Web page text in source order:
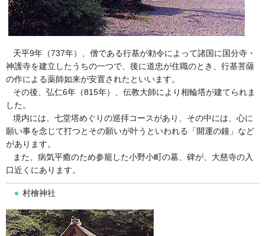
天平9年（737年）、僧である行基が勅令によって諸国に国分寺・
神護寺を建立したうちの一つで、後に道忠が住職のとき、行基菩薩
の作による薬師如来が安置されたといいます。
その後、弘仁6年（815年）、伝教大師により相輪塔が建てられま
した。
境内には、七堂塔めぐりの巡拝コースがあり、その中には、心に
願い事を念じて打つとその願いが叶うといわれる「開運の鐘」など
があります。
また、病気平癒のため参籠した小野小町の墓、碑が、大慈寺の入
口近くにあります。
村檜神社